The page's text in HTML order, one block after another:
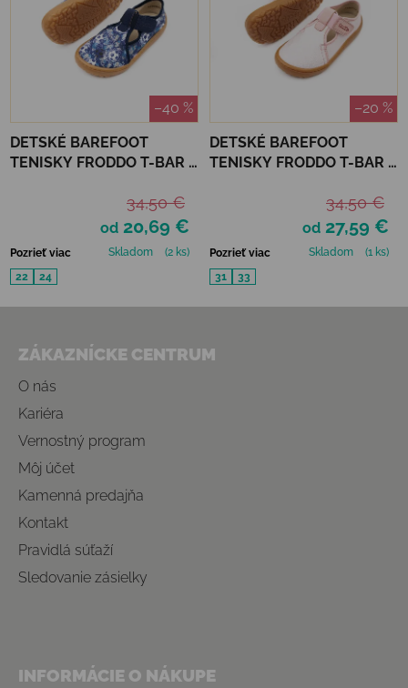
–40 %
DETSKÉ BAREFOOT
TENISKY FRODDO T-BAR -
od 20,69 €
34,50 €
Pozrieť viac Skladom
(2 ks)
22
24
–20 %
DETSKÉ BAREFOOT
TENISKY FRODDO T-BAR -
od 27,59 €
34,50 €
Pozrieť viac Skladom
(1 ks)
31
33
ZÁKAZNÍCKE CENTRUM
O nás
Kariéra
Vernostný program
Môj účet
Kamenná predajňa
Kontakt
Pravidlá súťaží
Sledovanie zásielky
INFORMÁCIE O NÁKUPE